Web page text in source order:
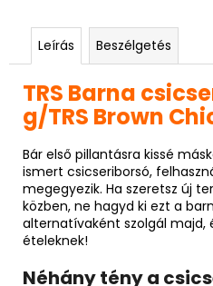
Leírás Beszélgetés
TRS Barna
g/TRS Brown
Bár első pillantásra kissé
ismert csicseriborsó,
megegyezik. Ha szeretsz új
közben, ne hagyd ki ezt a
alternatívaként szolgál majd,
ételeknek!
Néhány tény a